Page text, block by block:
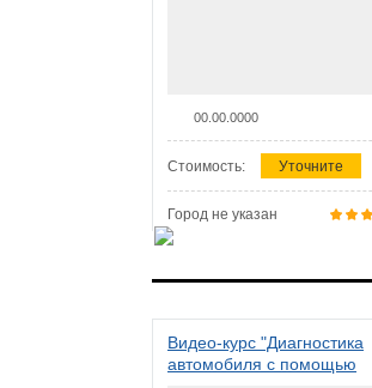
00.00.0000
Стоимость: Уточните
Город не указан
Видео-курс "Диагностика
автомобиля с помощью